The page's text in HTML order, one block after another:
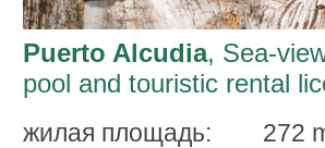
Puerto Alcudia, Sea-
pool and touristic rental
жилая площадь:
272